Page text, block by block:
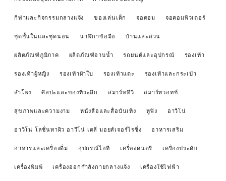
กีฬาและกิจกรรมกลางแจ้ง ของเล่นเด็ก จอคอม จอคอมพิวเตอร์
ชุดชั้นในและชุดนอน นาฬิกาข้อมือ บ้านและสวน
ผลิตภัณฑ์ภูมิภาค ผลิตภัณฑ์อาบน้ำ รถยนต์และอุปกรณ์ รองเท้า
รองเท้าผู้หญิง รองเท้าผ้าใบ รองเท้าแตะ รองเท้าและกระเป๋า
ลำโพง ศิลปะและของที่ระลึก สมาร์ททีวี สมาร์ทวอทช์
สุขภาพและความงาม หนังสือและสื่อบันเทิง หูฟัง อาวีโน่
อาวีโน่ โลชั่นทาผิว อาวีโน่ เดลี่ มอยส์เจอร์ไรซิ่ง อาหารเสริม
อาหารและเครื่องดื่ม อุปกรณ์ไอที เครื่องดนตรี เครื่องประดับ
เครื่องพิมพ์ เครื่องออกกำลังกายกลางแจ้ง เครื่องใช้ไฟฟ้า